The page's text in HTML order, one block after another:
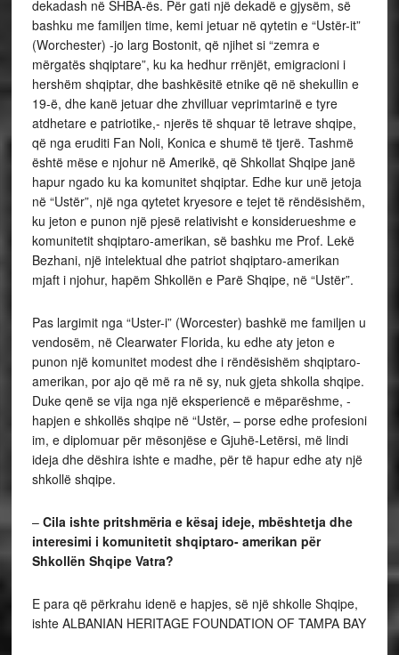
dekadash në SHBA-ës. Për gati një dekadë e gjysëm, së
bashku me familjen time, kemi jetuar në qytetin e “Ustër-it”
(Worchester) -jo larg Bostonit, që njihet si “zemra e
mërgatës shqiptare”, ku ka hedhur rrënjët, emigracioni i
hershëm shqiptar, dhe bashkësitë etnike që në shekullin e
19-ë, dhe kanë jetuar dhe zhvilluar veprimtarinë e tyre
atdhetare e patriotike,- njerës të shquar të letrave shqipe,
që nga eruditi Fan Noli, Konica e shumë të tjerë. Tashmë
është mëse e njohur në Amerikë, që Shkollat Shqipe janë
hapur ngado ku ka komunitet shqiptar. Edhe kur unë jetoja
në “Ustër”, një nga qytetet kryesore e tejet të rëndësishëm,
ku jeton e punon një pjesë relativisht e konsiderueshme e
komunitetit shqiptaro-amerikan, së bashku me Prof. Lekë
Bezhani, një intelektual dhe patriot shqiptaro-amerikan
mjaft i njohur, hapëm Shkollën e Parë Shqipe, në “Ustër”.
Pas largimit nga “Uster-i” (Worcester) bashkë me familjen u
vendosëm, në Clearwater Florida, ku edhe aty jeton e
punon një komunitet modest dhe i rëndësishëm shqiptaro-
amerikan, por ajo që më ra në sy, nuk gjeta shkolla shqipe.
Duke qenë se vija nga një eksperiencë e mëparëshme, -
hapjen e shkollës shqipe në “Ustër, – porse edhe profesioni
im, e diplomuar për mësonjëse e Gjuhë-Letërsi, më lindi
ideja dhe dëshira ishte e madhe, për të hapur edhe aty një
shkollë shqipe.
– Cila ishte pritshmëria e kësaj ideje, mbështetja dhe
interesimi i komunitetit shqiptaro- amerikan për
Shkollën Shqipe Vatra?
E para që përkrahu idenë e hapjes, së një shkolle Shqipe,
ishte ALBANIAN HERITAGE FOUNDATION OF TAMPA BAY